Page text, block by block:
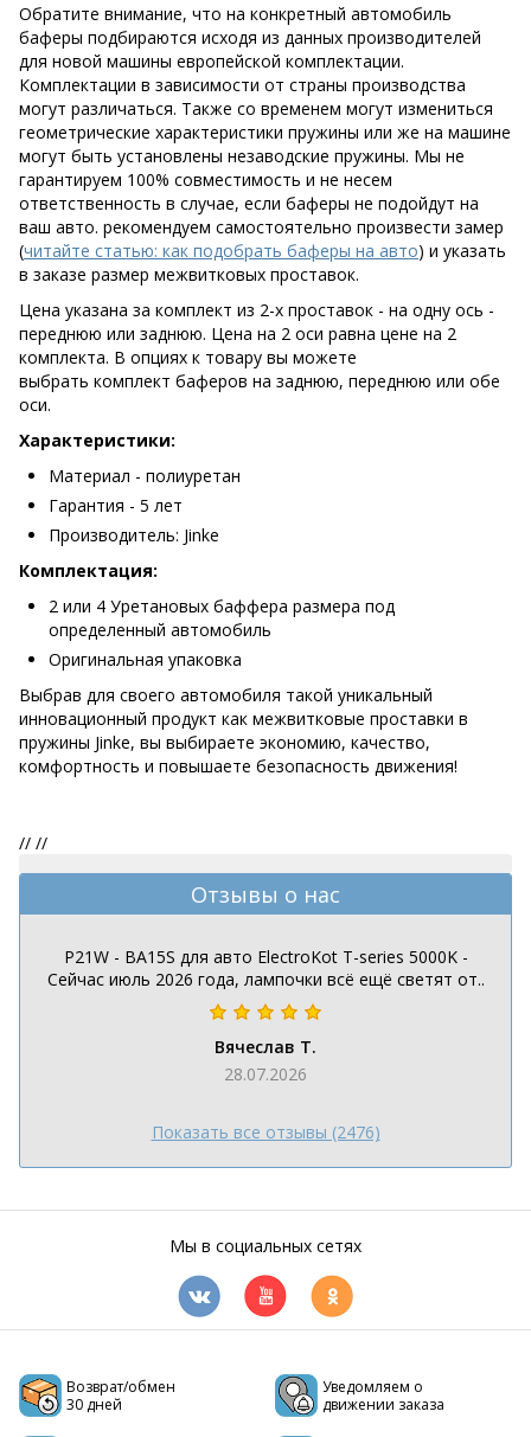
Обратите внимание, что на конкретный автомобиль
баферы подбираются исходя из данных производителей
для новой машины европейской комплектации.
Комплектации в зависимости от страны производства
могут различаться. Также со временем могут измениться
геометрические характеристики пружины или же на машине
могут быть установлены незаводские пружины. Мы не
гарантируем 100% совместимость и не несем
ответственность в случае, если баферы не подойдут на
ваш авто. рекомендуем самостоятельно произвести замер
(читайте статью: как подобрать баферы на авто) и указать
в заказе размер межвитковых проставок.
Цена указана за комплект из 2-х проставок - на одну ось -
переднюю или заднюю. Цена на 2 оси равна цене на 2
комплекта. В опциях к товару вы можете
выбрать комплект баферов на заднюю, переднюю или обе
оси.
Характеристики:
Материал - полиуретан
Гарантия - 5 лет
Производитель: Jinke
Комплектация:
2 или 4 Уретановых баффера размера под
определенный автомобиль
Оригинальная упаковка
Выбрав для своего автомобиля такой уникальный
инновационный продукт как межвитковые проставки в
пружины Jinke, вы выбираете экономию, качество,
комфортность и повышаете безопасность движения!
// //
Отзывы о нас
P21W - BA15S для авто ElectroKot T-series 5000K -
Сейчас июль 2026 года, лампочки всё ещё светят от..
Вячеслав Т.
28.07.2026
Показать все отзывы (2476)
Мы в социальных сетях
Возврат/обмен
30 дней
Уведомляем о
движении заказа